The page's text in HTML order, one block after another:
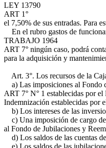
LEY 13790
ART 1°
el 7,50% de sus entradas. Para
En el rubro gastos de
TRABAJO 1964
ART 7° ningún caso, podrá
para la adquisición y
Art. 3°. Los recursos de la
a) Las imposiciones al Fondo
ART 7° N° 1 establecidas por
Indemnización establecidas por
b) Los intereses de las
c) Una imposición de cargo de
al Fondo de Jubilaciones y
d) Los saldos de las cuentas
e) Los saldos de las